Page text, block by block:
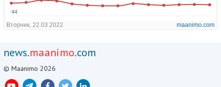
news.maanimo.com
© Maanimo 2026